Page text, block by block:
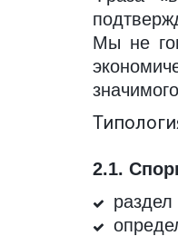
Мы не
2.1.